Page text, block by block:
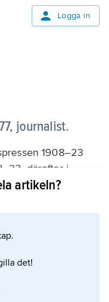
Logga in
journalist.
1908–23
därefter i
utrikesredaktör
artikeln?
det!